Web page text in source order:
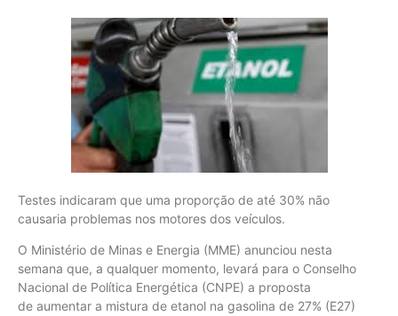
Testes indicaram que uma proporção de até 30% não
causaria problemas nos motores dos veículos.
O Ministério de Minas e Energia (MME) anunciou nesta
semana que, a qualquer momento, levará para o Conselho
Nacional de Política Energética (CNPE) a proposta
de aumentar a mistura de etanol na gasolina de 27% (E27)